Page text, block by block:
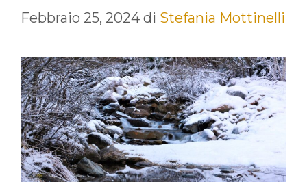
Febbraio 25, 2024 di Stefania Mottinelli